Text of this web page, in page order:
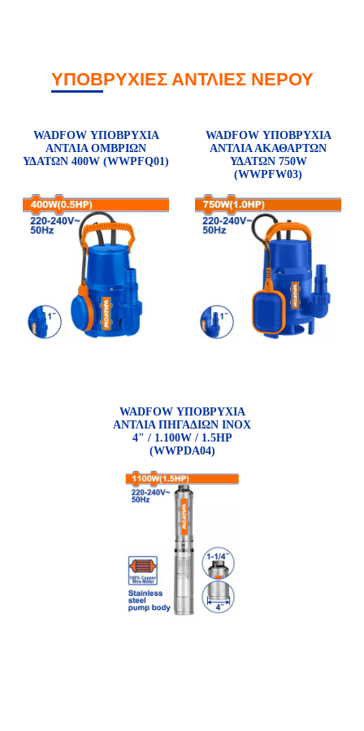
ΥΠΟΒΡΥΧΙΕΣ ΑΝΤΛΙΕΣ ΝΕΡΟΥ
WADFOW ΥΠΟΒΡΥΧΙΑ
ΑΝΤΛΙΑ ΟΜΒΡΙΩΝ
ΥΔΑΤΩΝ 400W (WWPFQ01)
WADFOW ΥΠΟΒΡΥΧΙΑ
ΑΝΤΛΙΑ ΑΚΑΘΑΡΤΩΝ
ΥΔΑΤΩΝ 750W
(WWPFW03)
WADFOW ΥΠΟΒΡΥΧΙΑ
ΑΝΤΛΙΑ ΠΗΓΑΔΙΩΝ ΙΝΟΧ
4" / 1.100W / 1.5ΗΡ
(WWPDA04)